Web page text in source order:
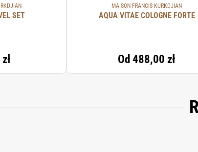
TRAVEL SET
MAISON FRANCIS KURKDJIAN
AQUA VITAE COLOGNE FORTE
Od 488,00 zł